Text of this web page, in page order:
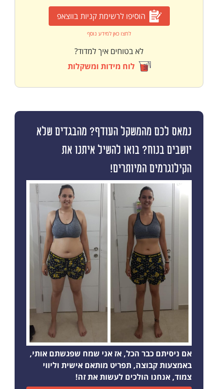
הוסיפו לרשימת קניות בווצאפ
לחצו כאן למידע נוסף
לא בטוחים איך למדוד?
לוח מידות ומשקלות
נמאס לכם מהמשקל העודף? מהבגדים שלא
יושבים בנוח? בואו להשיל איתנו את
הקילוגרמים המיותרים!
אם ניסיתם כבר הכל, אז אני שמח שפגשתם אותי,
באמצעות קבוצה, תפריט מותאם אישית וליווי
צמוד, אנחנו הולכים לעשות את זה!